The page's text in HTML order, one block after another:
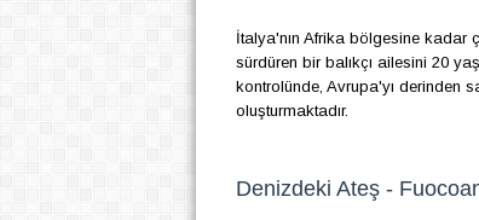
İtalya'nın Afrika bölgesine kadar
sürdüren bir balıkçı ailesini 20
kontrolünde, Avrupa'yı derinden
oluşturmaktadır.
Denizdeki Ateş -